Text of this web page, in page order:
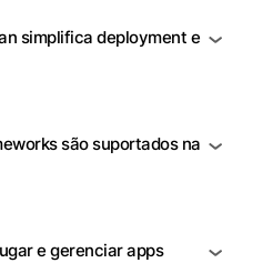
simplifica deployment e
são suportados na
e gerenciar apps